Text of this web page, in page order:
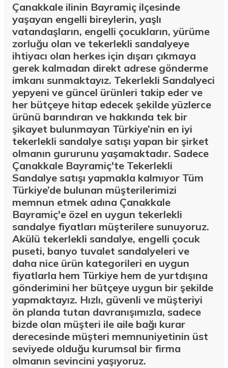
Çanakkale ilinin Bayramiç ilçesinde
yaşayan engelli bireylerin, yaşlı
vatandaşların, engelli çocukların, yürüme
zorluğu olan ve tekerlekli sandalyeye
ihtiyacı olan herkes için dışarı çıkmaya
gerek kalmadan direkt adrese gönderme
imkanı sunmaktayız. Tekerlekli Sandalyeci
yepyeni ve güncel ürünleri takip eder ve
her bütçeye hitap edecek şekilde yüzlerce
ürünü barındıran ve hakkında tek bir
şikayet bulunmayan Türkiye’nin en iyi
tekerlekli sandalye satışı yapan bir şirket
olmanın gururunu yaşamaktadır. Sadece
Çanakkale Bayramiç'te Tekerlekli
Sandalye satışı yapmakla kalmıyor Tüm
Türkiye’de bulunan müşterilerimizi
memnun etmek adına Çanakkale
Bayramiç'e özel en uygun tekerlekli
sandalye fiyatları müşterilere sunuyoruz.
Akülü tekerlekli sandalye, engelli çocuk
puseti, banyo tuvalet sandalyeleri ve
daha nice ürün kategorileri en uygun
fiyatlarla hem Türkiye hem de yurtdışına
gönderimini her bütçeye uygun bir şekilde
yapmaktayız. Hızlı, güvenli ve müşteriyi
ön planda tutan davranışımızla, sadece
bizde olan müşteri ile aile bağı kurar
derecesinde müşteri memnuniyetinin üst
seviyede olduğu kurumsal bir firma
olmanın sevincini yaşıyoruz.